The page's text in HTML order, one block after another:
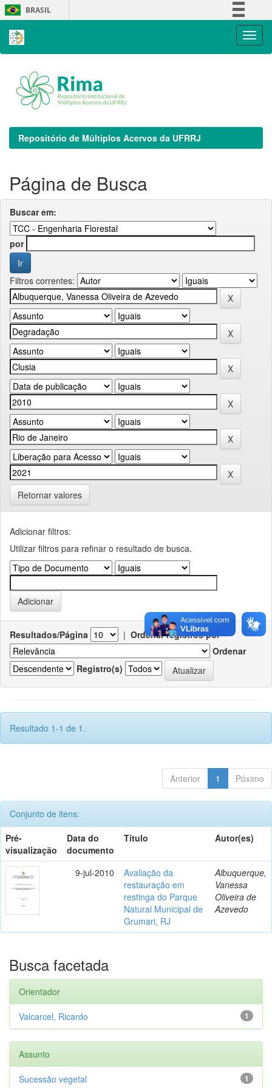
Skip
navigation
BRASIL
Repositório de Múltiplos Acervos da UFRRJ
Página de Busca
Buscar em:
por
Filtros correntes:
Retornar valores
Adicionar filtros:
Utilizar filtros para refinar o resultado de busca.
Resultados/Página | Ordenar registros por
Ordenar
Registro(s)
Resultado 1-1 de 1.
Anterior 1 Póximo
Conjunto de itens:
Pré-
visualização
Data do
documento
Título Autor(es)
9-jul-2010
Avaliação da
restauração em
restinga do Parque
Natural Municipal de
Grumari, RJ
Albuquerque,
Vanessa
Oliveira de
Azevedo
Busca facetada
Orientador
1
Valcarcel, Ricardo
Assunto
1
Sucessão vegetal